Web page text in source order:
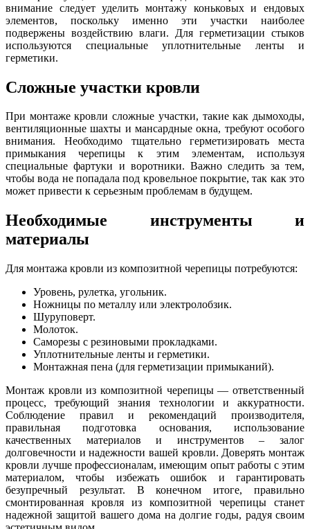
внимание следует уделить монтажу коньковых и ендовых
элементов, поскольку именно эти участки наиболее
подвержены воздействию влаги. Для герметизации стыков
используются специальные уплотнительные ленты и
герметики.
Сложные участки кровли
При монтаже кровли сложные участки, такие как дымоходы,
вентиляционные шахты и мансардные окна, требуют особого
внимания. Необходимо тщательно герметизировать места
примыкания черепицы к этим элементам, используя
специальные фартуки и воротники. Важно следить за тем,
чтобы вода не попадала под кровельное покрытие, так как это
может привести к серьезным проблемам в будущем.
Необходимые инструменты и
материалы
Для монтажа кровли из композитной черепицы потребуются:
Уровень, рулетка, угольник.
Ножницы по металлу или электролобзик.
Шуруповерт.
Молоток.
Саморезы с резиновыми прокладками.
Уплотнительные ленты и герметики.
Монтажная пена (для герметизации примыканий).
Монтаж кровли из композитной черепицы — ответственный
процесс, требующий знания технологии и аккуратности.
Соблюдение правил и рекомендаций производителя,
правильная подготовка основания, использование
качественных материалов и инструментов – залог
долговечности и надежности вашей кровли. Доверять монтаж
кровли лучше профессионалам, имеющим опыт работы с этим
материалом, чтобы избежать ошибок и гарантировать
безупречный результат. В конечном итоге, правильно
смонтированная кровля из композитной черепицы станет
надежной защитой вашего дома на долгие годы, радуя своим